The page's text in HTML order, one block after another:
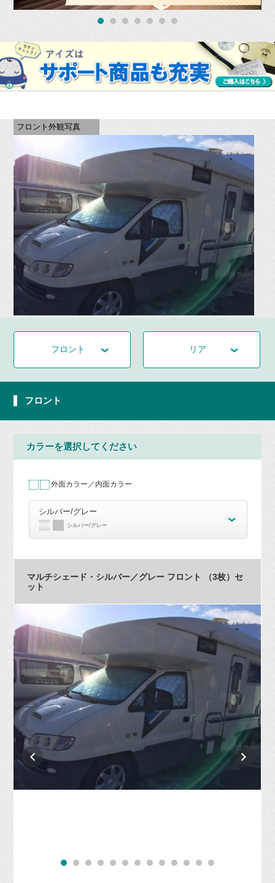
フロント外観写真
フロント リア
フロント
カラーを選択してください
外面カラー／内面カラー
シルバー/グレー
シルバー/グレー
マルチシェード・シルバー／グレー フロント （3枚）セ
ット